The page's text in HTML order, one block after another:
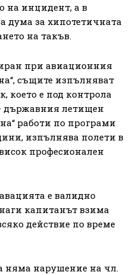
на инцидент, а в
дума за хипотетичната
на такъв.
при авиационния
същите изпълняват
което е под контрола
държавния летищен
работи по програми
изпълнява полети в
професионален
е валидно
капитанът взима
действие по време
няма нарушение на чл.